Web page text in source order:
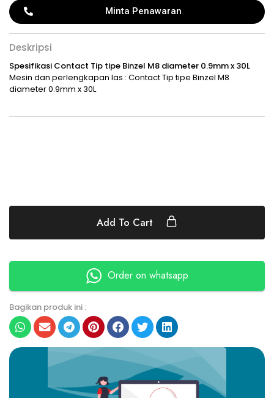
Minta Penawaran
Deskripsi
Spesifikasi Contact Tip tipe Binzel M8 diameter 0.9mm x 30L
Mesin dan perlengkapan las : Contact Tip tipe Binzel M8
diameter 0.9mm x 30L
Add To Cart
Order on whatsapp
Bagikan produk ini :